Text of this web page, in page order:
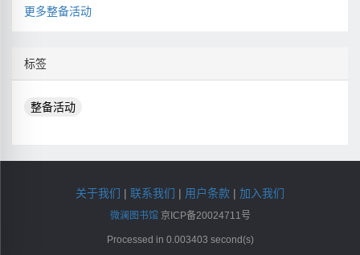
更多整备活动
标签
整备活动
关于我们 | 联系我们 | 用户条款 | 加入我们
微澜图书馆京ICP备20024711号
Processed in 0.003403 second(s)